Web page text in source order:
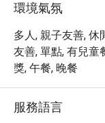
動不便的客人，
達。此外，寬敞
的便利。
・ Mama's
酒等多元飲品，更
的氛圍新潮且舒適
環境氣氛
多人, 親子友善, 休
友善, 單點, 有兒童
獎, 午餐, 晚餐
服務語言